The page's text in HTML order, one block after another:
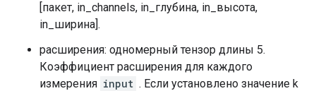
[пакет, in_channels, in_глубина, in_высота,
in_ширина].
расширения: одномерный тензор длины 5.
Коэффициент расширения для каждого
измерения input . Если установлено значение k